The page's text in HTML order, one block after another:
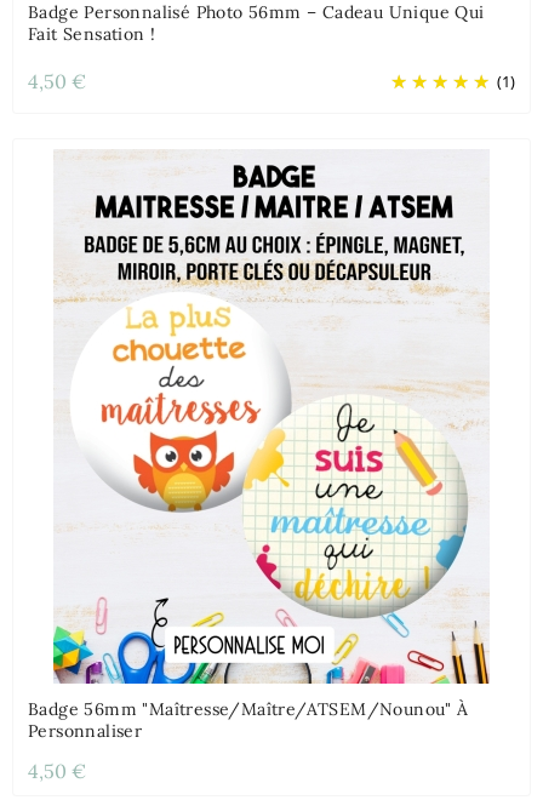
Badge Personnalisé Photo 56mm – Cadeau Unique Qui
Fait Sensation !
(1)
4,50 €
Badge 56mm "Maîtresse/Maître/ATSEM/Nounou" À
Personnaliser
4,50 €